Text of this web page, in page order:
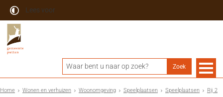
Lees voor
Home Wonen en verhuizen Woonomgeving Speelplaatsen Speelplaatsen
Rij 2